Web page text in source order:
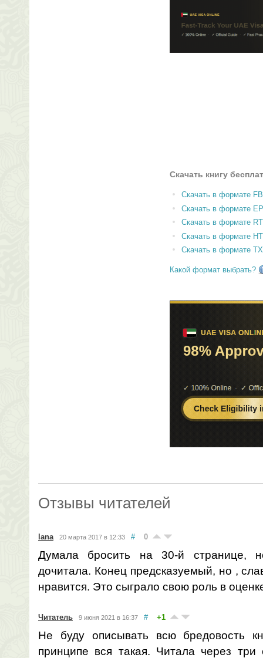
Скачать книгу
Скачать в формате
Скачать в формате
Скачать в формате
Скачать в формате
Скачать в формате
Какой формат выбрать?
Отзывы читателей
lana 20 марта 2017 в 12:33 # 0
Думала бросить на 30-й странице,
дочитала. Конец предсказуемый, но ,
нравится. Это сыграло свою роль в
Читатель 9 июня 2021 в 16:37 # +1
Не буду описывать всю бредовость
принципе вся такая. Читала через